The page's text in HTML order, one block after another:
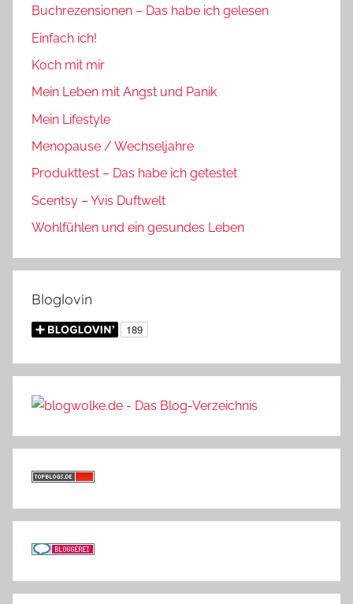
Buchrezensionen – Das habe ich gelesen
Einfach ich!
Koch mit mir
Mein Leben mit Angst und Panik
Mein Lifestyle
Menopause / Wechseljahre
Produkttest – Das habe ich getestet
Scentsy – Yvis Duftwelt
Wohlfühlen und ein gesundes Leben
Bloglovin